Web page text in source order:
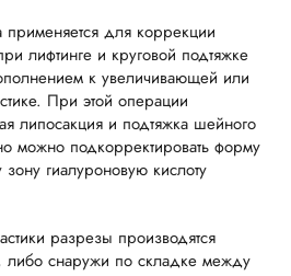
применяется для коррекции
лифтинге и круговой подтяжке
к увеличивающей или
При этой операции
липосакция и подтяжка шейного
можно подкорректировать форму
гиалуроновую кислоту
разрезы производятся
либо снаружи по складке между